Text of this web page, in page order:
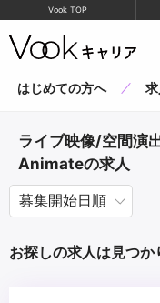
Vook TOP
はじめての方へ
ライブ映像/空間演
Animateの求人
お探しの求人は見つか